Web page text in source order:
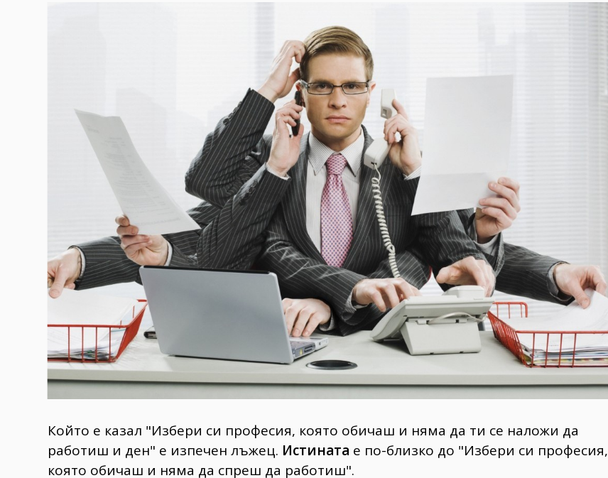
Wellness 1816
ПОСЛЕДВАЙТЕ
Който е казал "Избери си професия, която обичаш и няма да ти се наложи да
работиш и ден" е изпечен лъжец. Истината е по-близко до "Избери си професия,
която обичаш и няма да спреш да работиш".